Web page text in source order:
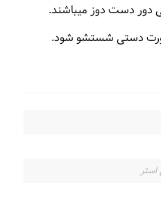
دور دست دوز میباشند.
دستی شستشو شود.